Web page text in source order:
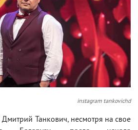
instagram tankovichd
Танкович, несмотря на свое